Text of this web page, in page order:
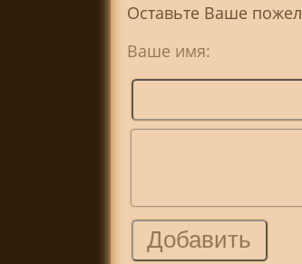
Оставьте Ваше
Ваше имя: